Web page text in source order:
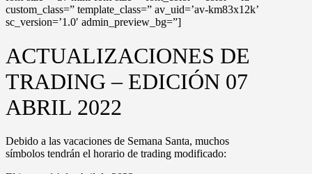
custom_class=” template_class=” av_uid=’av-km83x12k’
sc_version=’1.0′ admin_preview_bg=”]
ACTUALIZACIONES DE
TRADING – EDICIÓN 07
ABRIL 2022
Debido a las vacaciones de Semana Santa, muchos
símbolos tendrán el horario de trading modificado: